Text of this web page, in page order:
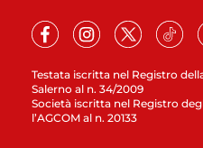
Testata iscritta nel Registro
Salerno al n. 34/2009
Società iscritta nel Registro
l’AGCOM al n. 20133